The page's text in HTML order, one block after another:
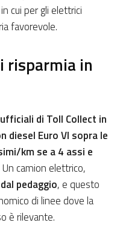
cui per gli elettrici
favorevole.
risparmia in
di Toll Collect in
diesel Euro VI sopra le
km se a 4 assi e
Un camion elettrico,
pedaggio, e questo
di linee dove la
è rilevante.